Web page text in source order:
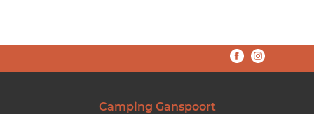
Camping Ganspoort